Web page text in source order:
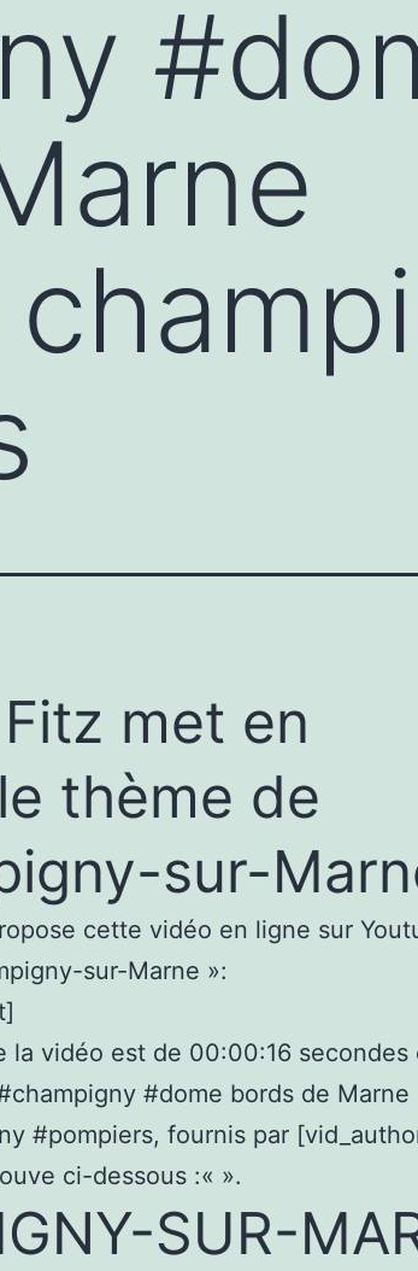
met en
thème de
sur-
cette vidéo en ligne sur
sur-Marne »:
la vidéo est de 00:00:16 secondes
#dome bords de Marne
#pompiers, fournis par
ci-dessous :« ».
SUR-